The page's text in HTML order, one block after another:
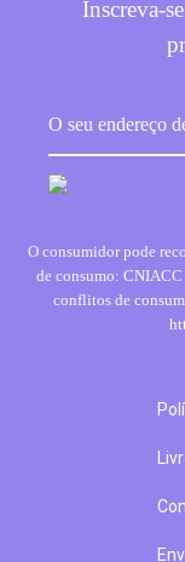
Inscreva-
O consumidor pode
de consumo:
conflitos de